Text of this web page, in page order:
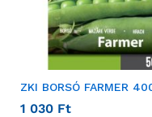
ZKI BORSÓ FARMER
1 030 Ft